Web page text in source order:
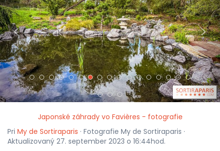
< >
Japonské záhrady vo Favières - fotografie
Pri My de Sortiraparis · Fotografie My de Sortiraparis ·
Aktualizovaný 27. september 2023 o 16:44hod.